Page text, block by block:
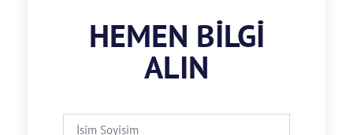
HEMEN BILGI
ALIN